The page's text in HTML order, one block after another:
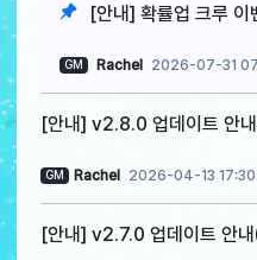
[안내] 확률업 크루
GM Rachel 2026-07-31
[안내] v2.8.0 업데이트 안내
GM Rachel 2026-04-13 17:30
[안내] v2.7.0 업데이트 안내